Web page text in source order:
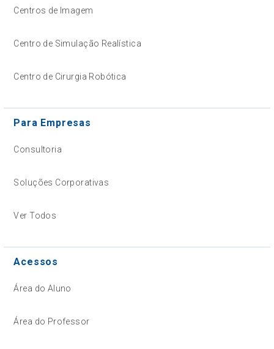
Centros de Imagem
Centro de Simulação Realística
Centro de Cirurgia Robótica
Para Empresas
Consultoria
Soluções Corporativas
Ver Todos
Acessos
Área do Aluno
Área do Professor